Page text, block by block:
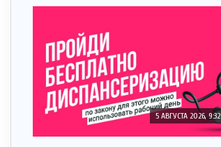
5 АВГУСТА 2026, 9:32